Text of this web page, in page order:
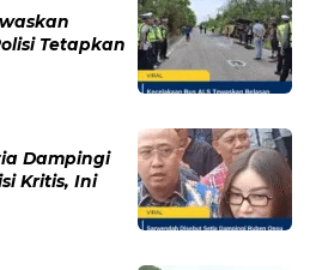
Belasan Penumpang,